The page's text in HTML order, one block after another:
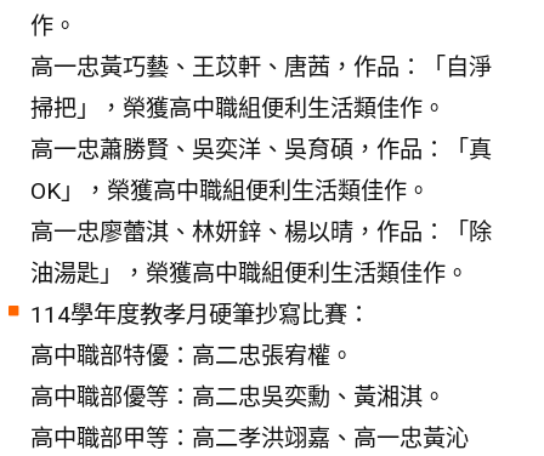
作。
高一忠黃巧藝、王苡軒、唐茜，作品：「自淨
掃把」，榮獲高中職組便利生活類佳作。
高一忠蕭勝賢、吳奕洋、吳育碩，作品：「真
OK」，榮獲高中職組便利生活類佳作。
高一忠廖蕾淇、林妍鋅、楊以晴，作品：「除
油湯匙」，榮獲高中職組便利生活類佳作。
114學年度教孝月硬筆抄寫比賽：
高中職部特優：高二忠張宥權。
高中職部優等：高二忠吳奕勳、黃湘淇。
高中職部甲等：高二孝洪翊嘉、高一忠黃沁